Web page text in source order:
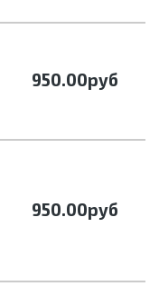
950.00руб
950.00руб